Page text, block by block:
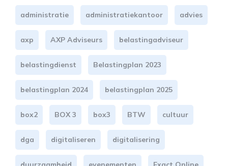
administratie administratiekantoor advies
axp AXP Adviseurs belastingadviseur
belastingdienst Belastingplan 2023
belastingplan 2024 belastingplan 2025
box2 BOX 3 box3 BTW cultuur
dga digitaliseren digitalisering